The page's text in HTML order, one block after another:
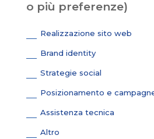
o più preferenze)
Realizzazione sito web
Brand identity
Strategie social
Posizionamento e
Assistenza tecnica
Altro